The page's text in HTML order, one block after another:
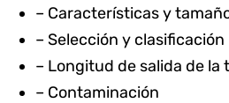
– Características y
– Selección y clasificación
– Longitud de salida de la
– Contaminación